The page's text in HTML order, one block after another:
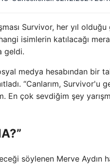
Survivor, her yıl
isimlerin katılacağı
geldi.
medya hesabından bir
“Canlarım, Survivor'u
En çok sevdiğim şey
söylenen Merve Aydın